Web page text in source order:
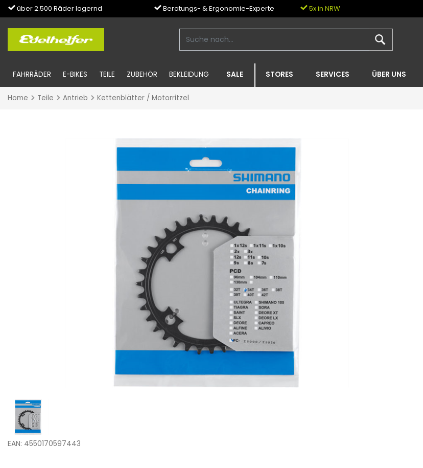
über 2.500 Räder lagernd Beratungs- & Ergonomie-Experte 5x in NRW
FAHRRÄDER E-BIKES TEILE ZUBEHÖR BEKLEIDUNG SALE STORES SERVICES ÜBER UNS
Home Teile Antrieb Kettenblätter / Motorritzel
EAN: 4550170597443